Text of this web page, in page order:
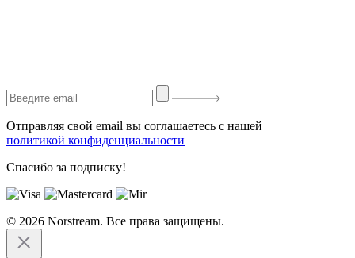
Отправляя свой email вы соглашаетесь с нашей
политикой конфиденциальности
Спасибо за подписку!
© 2026 Norstream. Все права защищены.